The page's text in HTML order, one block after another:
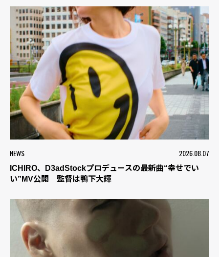
NEWS 2026.08.07
ICHIRO、D3adStockプロデュースの最新曲“幸せでい
い”MV公開 監督は鴨下大輝